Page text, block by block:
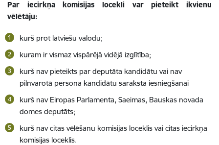
Par iecirkņa komisijas locekli var pieteikt ikvienu
vēlētāju:
kurš prot latviešu valodu;
kuram ir vismaz vispārējā vidējā izglītība;
kurš nav pieteikts par deputāta kandidātu vai nav
pilnvarotā persona kandidātu saraksta iesniegšanai
kurš nav Eiropas Parlamenta, Saeimas, Bauskas novada
domes deputāts;
kurš nav citas vēlēšanu komisijas loceklis vai citas iecirkņa
komisijas loceklis.